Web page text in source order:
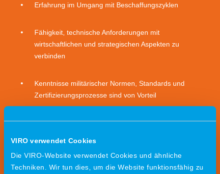
VIRO verwendet Cookies
Die VIRO-Website verwendet Cookies und ähnliche
Techniken. Wir tun dies, um die Website funktionsfähig zu
Erfahrung im Umgang mit Beschaffungszyklen
Fähigkeit, technische Anforderungen mit
wirtschaftlichen und strategischen Aspekten zu
verbinden
Kenntnisse militärischer Normen, Standards und
Zertifizierungsprozesse sind von Vorteil
Ausgeprägte Stärke im Beziehungsaufbau und im